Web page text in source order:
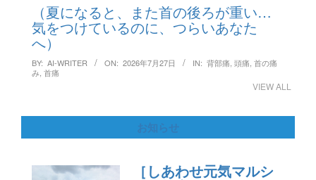
（夏になると、また首の後ろが重い…
気をつけているのに、つらいあなた
へ）
BY: AI-WRITER ON: 2026年7月27日 IN: 背部痛 頭痛 首の痛
み 首痛
VIEW ALL
お知らせ
［しあわせ元気マルシ